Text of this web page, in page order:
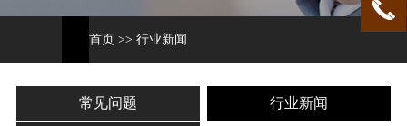
首页 >> 行业新闻
常见问题 行业新闻